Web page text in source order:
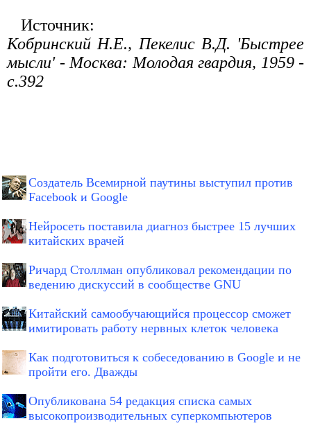
Источник:
Кобринский Н.Е., Пекелис В.Д. 'Быстрее
мысли' - Москва: Молодая гвардия, 1959 -
с.392
Создатель Всемирной паутины выступил против
Facebook и Google
Нейросеть поставила диагноз быстрее 15 лучших
китайских врачей
Ричард Столлман опубликовал рекомендации по
ведению дискуссий в сообществе GNU
Китайский самообучающийся процессор сможет
имитировать работу нервных клеток человека
Как подготовиться к собеседованию в Google и не
пройти его. Дважды
Опубликована 54 редакция списка самых
высокопроизводительных суперкомпьютеров